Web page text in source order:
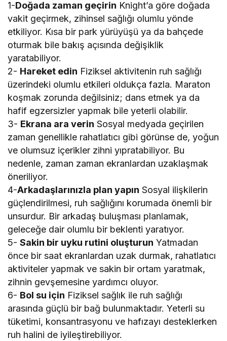
1-Doğada zaman geçirin Knight’a göre doğada
vakit geçirmek, zihinsel sağlığı olumlu yönde
etkiliyor. Kısa bir park yürüyüşü ya da bahçede
oturmak bile bakış açısında değişiklik
yaratabiliyor.
2- Hareket edin Fiziksel aktivitenin ruh sağlığı
üzerindeki olumlu etkileri oldukça fazla. Maraton
koşmak zorunda değilsiniz; dans etmek ya da
hafif egzersizler yapmak bile yeterli olabilir.
3- Ekrana ara verin Sosyal medyada geçirilen
zaman genellikle rahatlatıcı gibi görünse de, yoğun
ve olumsuz içerikler zihni yıpratabiliyor. Bu
nedenle, zaman zaman ekranlardan uzaklaşmak
öneriliyor.
4-Arkadaşlarınızla plan yapın Sosyal ilişkilerin
güçlendirilmesi, ruh sağlığını korumada önemli bir
unsurdur. Bir arkadaş buluşması planlamak,
geleceğe dair olumlu bir beklenti yaratıyor.
5-Sakin bir uyku rutini oluşturun Yatmadan
önce bir saat ekranlardan uzak durmak, rahatlatıcı
aktiviteler yapmak ve sakin bir ortam yaratmak,
zihnin gevşemesine yardımcı oluyor.
6- Bol su için Fiziksel sağlık ile ruh sağlığı
arasında güçlü bir bağ bulunmaktadır. Yeterli su
tüketimi, konsantrasyonu ve hafızayı desteklerken
ruh halini de iyileştirebiliyor.